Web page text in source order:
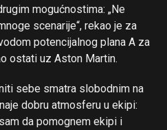
mogućnostima: „Ne
scenarije“, rekao je za
potencijalnog plana A za
ostati uz Aston Martin.
sebe smatra slobodnim na
dobru atmosferu u ekipi:
da pomognem ekipi i